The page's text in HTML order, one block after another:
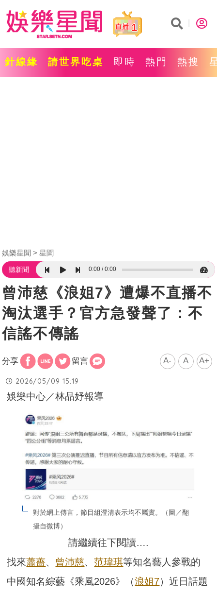
1
針線緣 請世界吃桌 即時 熱門 熱搜
娛樂星聞 星聞
聽新聞 0:00 0:00
曾沛慈《浪姐7》遭爆不直播不
淘汰選手？官方急發聲了：不
信謠不傳謠
分享 留言 A- A A+
2026/05/09 15:19
娛樂中心／林品妤報導
對於網上傳言，節目組澄清表示均不屬實。（圖／翻
攝自微博）
請繼續往下閱讀….
找來蕭薔、 曾沛慈、范瑋琪等知名藝人參戰的
中國知名綜藝《乘風2026》（浪姐7）近日話題